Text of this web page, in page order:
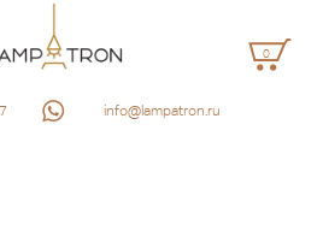
0
info@lampatron.ru